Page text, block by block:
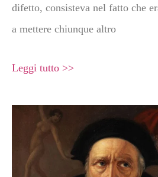
difetto, consisteva nel fatto che
a mettere chiunque altro
Leggi tutto >>